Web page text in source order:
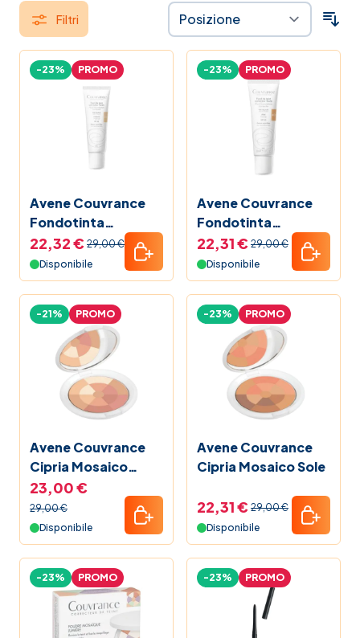
Filtri
Avene Couvrance
Fondotinta
Correttore Fluido
2.0 Naturale 30 ml
-23% PROMO
22,32 € 29,00 €
Disponibile
Avene Couvrance
Fondotinta
Correttore Fluido
4.0 Miele 30 ml
-23% PROMO
22,31 € 29,00 €
Disponibile
Avene Couvrance
Cipria Mosaico
Bonne Mine
-21% PROMO
23,00 €
29,00 €
Disponibile
Avene Couvrance
Cipria Mosaico Sole
-23% PROMO
22,31 € 29,00 €
Disponibile
-23% PROMO -23% PROMO